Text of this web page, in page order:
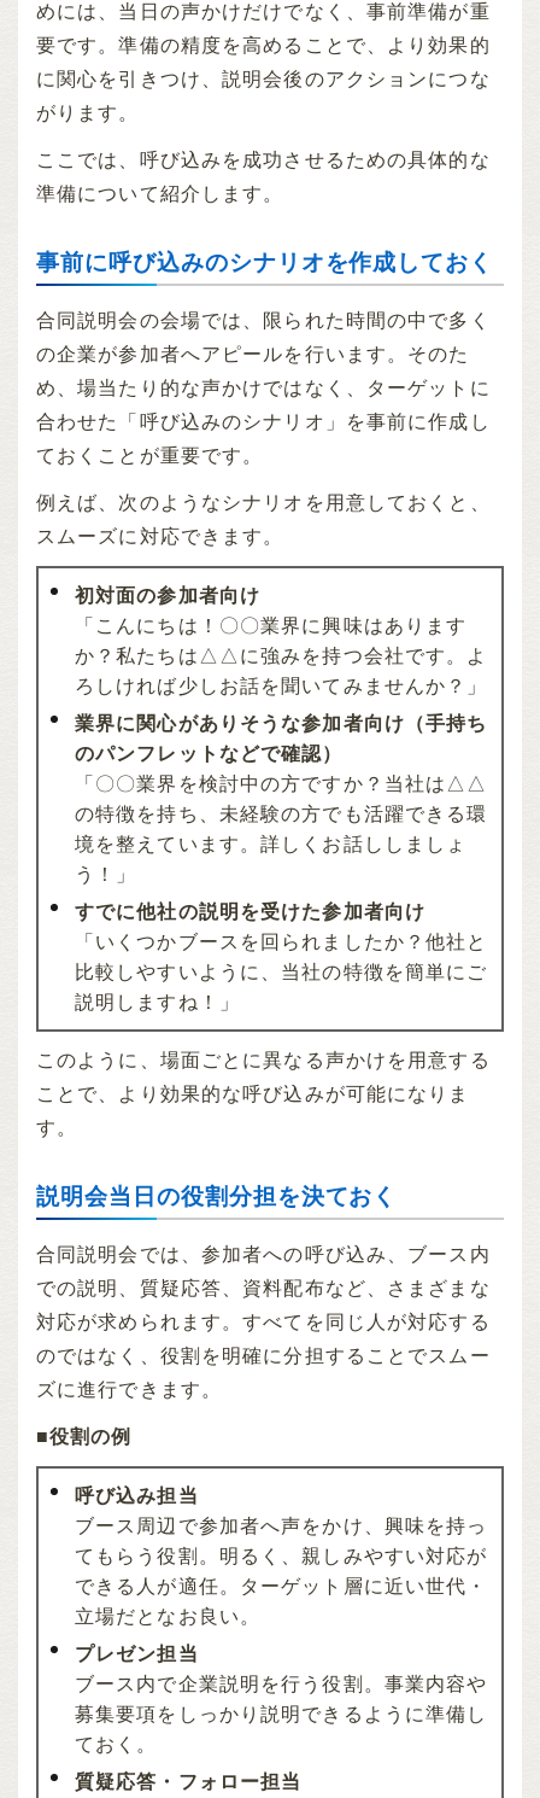
めには、当日の声かけだけでなく、事前準備が重
要です。準備の精度を高めることで、より効果的
に関心を引きつけ、説明会後のアクションにつな
がります。
ここでは、呼び込みを成功させるための具体的な
準備について紹介します。
事前に呼び込みのシナリオを作成しておく
合同説明会の会場では、限られた時間の中で多く
の企業が参加者へアピールを行います。そのた
め、場当たり的な声かけではなく、ターゲットに
合わせた「呼び込みのシナリオ」を事前に作成し
ておくことが重要です。
例えば、次のようなシナリオを用意しておくと、
スムーズに対応できます。
初対面の参加者向け
「こんにちは！〇〇業界に興味はあります
か？私たちは△△に強みを持つ会社です。よ
ろしければ少しお話を聞いてみませんか？」
業界に関心がありそうな参加者向け（手持ち
のパンフレットなどで確認）
「〇〇業界を検討中の方ですか？当社は△△
の特徴を持ち、未経験の方でも活躍できる環
境を整えています。詳しくお話ししましょ
う！」
すでに他社の説明を受けた参加者向け
「いくつかブースを回られましたか？他社と
比較しやすいように、当社の特徴を簡単にご
説明しますね！」
このように、場面ごとに異なる声かけを用意する
ことで、より効果的な呼び込みが可能になりま
す。
説明会当日の役割分担を決ておく
合同説明会では、参加者への呼び込み、ブース内
での説明、質疑応答、資料配布など、さまざまな
対応が求められます。すべてを同じ人が対応する
のではなく、役割を明確に分担することでスムー
ズに進行できます。
■役割の例
呼び込み担当
ブース周辺で参加者へ声をかけ、興味を持っ
てもらう役割。明るく、親しみやすい対応が
できる人が適任。ターゲット層に近い世代・
立場だとなお良い。
プレゼン担当
ブース内で企業説明を行う役割。事業内容や
募集要項をしっかり説明できるように準備し
ておく。
質疑応答・フォロー担当